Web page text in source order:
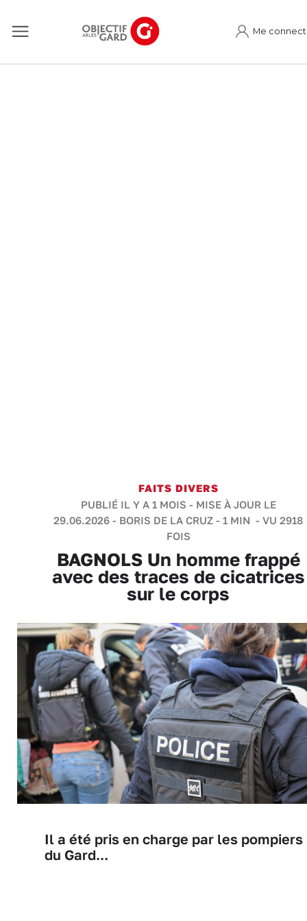
Me
FAITS DIVERS
PUBLIÉ IL Y A 1 MOIS - MISE À JOUR LE
29.06.2026 - BORIS DE LA CRUZ - 1 MIN - VU 2918
FOIS
BAGNOLS Un homme frappé
avec des traces de cicatrices
sur le corps
Il a été pris en charge par les pompiers
du Gard...